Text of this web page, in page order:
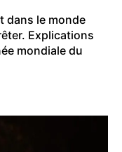
dans le monde
Explications
mondiale du